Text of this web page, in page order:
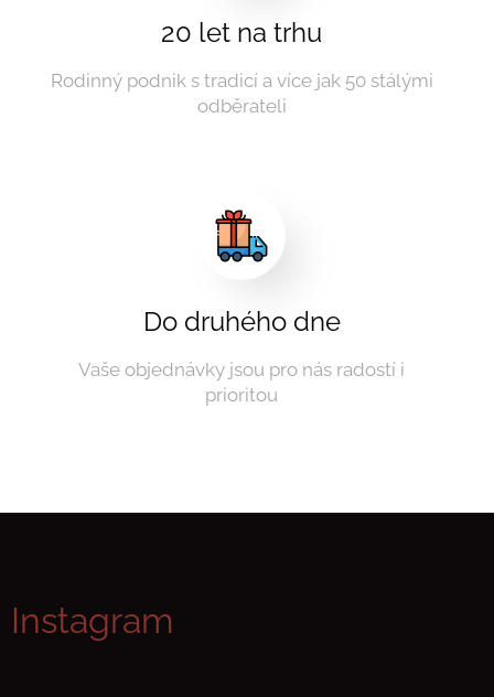
20 let na trhu
Rodinný podnik s tradicí a více jak 50 stálými
odběrateli
Do druhého dne
Vaše objednávky jsou pro nás radostí i
prioritou
p
a
Instagram